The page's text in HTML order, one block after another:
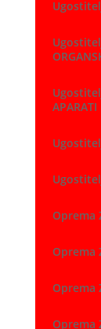
APARATI
Oprema
Oprema
Oprema
Oprema